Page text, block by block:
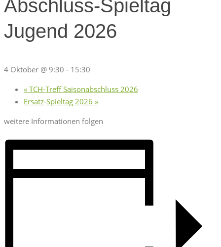
Abschluss-Spieltag
Jugend 2026
4 Oktober @ 9:30 - 15:30
« TCH-Treff Saisonabschluss 2026
Ersatz-Spieltag 2026 »
weitere Informationen folgen